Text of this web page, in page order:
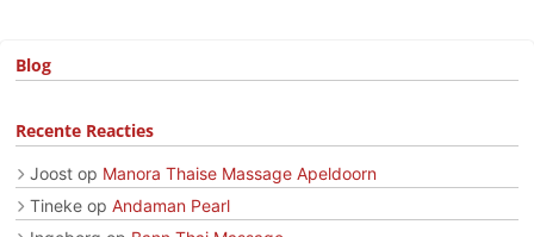
Blog
Recente Reacties
Joost op Manora Thaise Massage Apeldoorn
Tineke op Andaman Pearl